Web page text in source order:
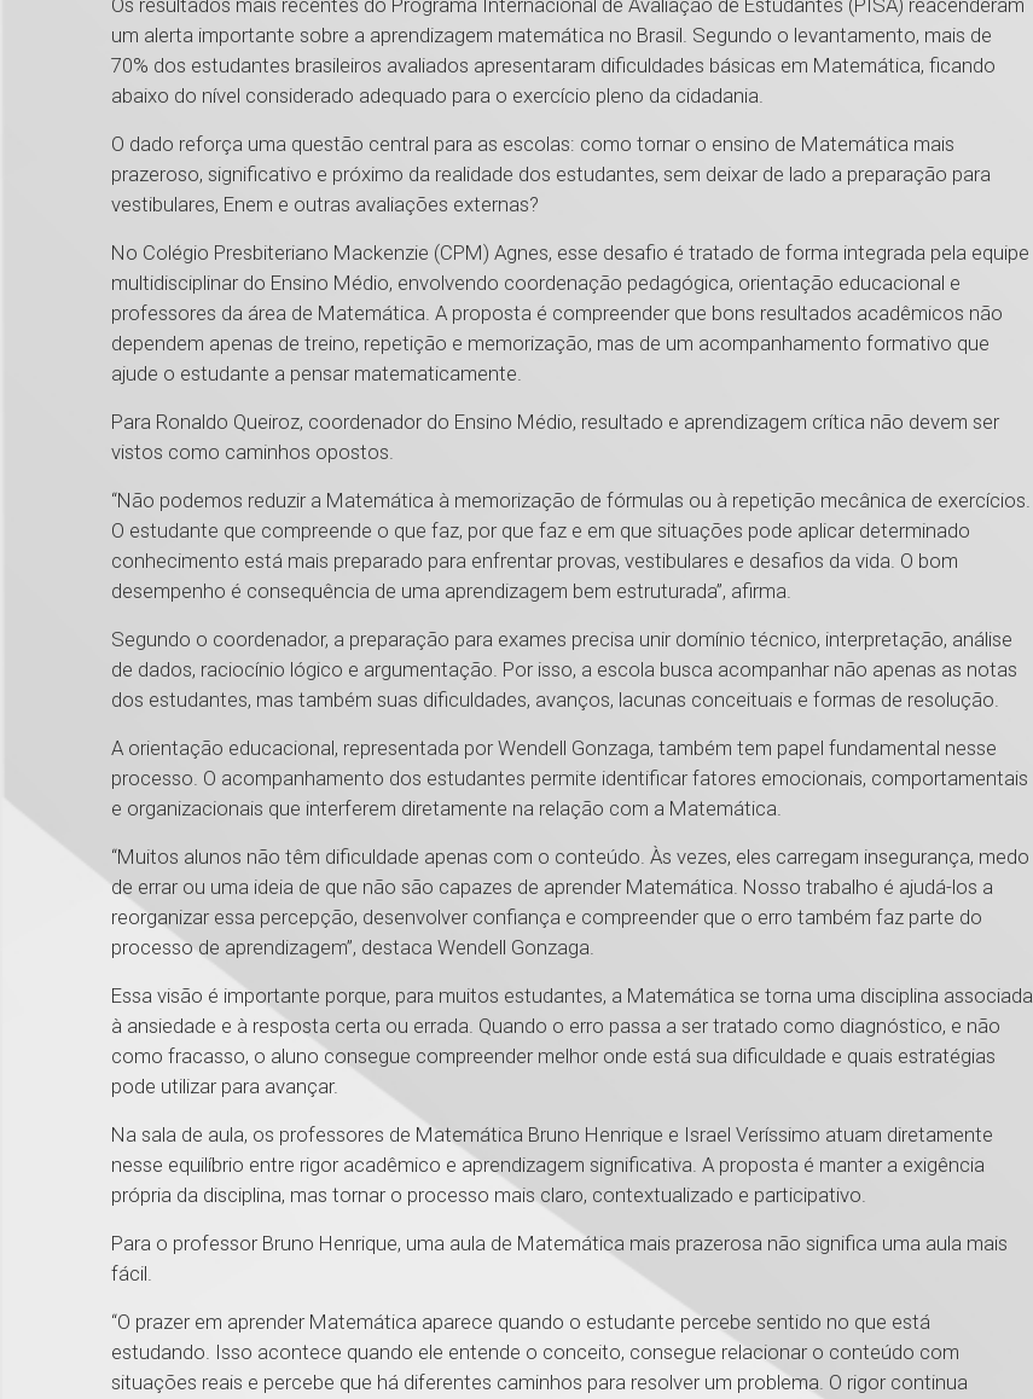
Os resultados mais recentes do Programa Internacional de Avaliação de Estudantes (PISA) reacenderam
um alerta importante sobre a aprendizagem matemática no Brasil. Segundo o levantamento, mais de
70% dos estudantes brasileiros avaliados apresentaram dificuldades básicas em Matemática, ficando
abaixo do nível considerado adequado para o exercício pleno da cidadania.
O dado reforça uma questão central para as escolas: como tornar o ensino de Matemática mais
prazeroso, significativo e próximo da realidade dos estudantes, sem deixar de lado a preparação para
vestibulares, Enem e outras avaliações externas?
No Colégio Presbiteriano Mackenzie (CPM) Agnes, esse desafio é tratado de forma integrada pela equipe
multidisciplinar do Ensino Médio, envolvendo coordenação pedagógica, orientação educacional e
professores da área de Matemática. A proposta é compreender que bons resultados acadêmicos não
dependem apenas de treino, repetição e memorização, mas de um acompanhamento formativo que
ajude o estudante a pensar matematicamente.
Para Ronaldo Queiroz, coordenador do Ensino Médio, resultado e aprendizagem crítica não devem ser
vistos como caminhos opostos.
“Não podemos reduzir a Matemática à memorização de fórmulas ou à repetição mecânica de exercícios.
O estudante que compreende o que faz, por que faz e em que situações pode aplicar determinado
conhecimento está mais preparado para enfrentar provas, vestibulares e desafios da vida. O bom
desempenho é consequência de uma aprendizagem bem estruturada”, afirma.
Segundo o coordenador, a preparação para exames precisa unir domínio técnico, interpretação, análise
de dados, raciocínio lógico e argumentação. Por isso, a escola busca acompanhar não apenas as notas
dos estudantes, mas também suas dificuldades, avanços, lacunas conceituais e formas de resolução.
A orientação educacional, representada por Wendell Gonzaga, também tem papel fundamental nesse
processo. O acompanhamento dos estudantes permite identificar fatores emocionais, comportamentais
e organizacionais que interferem diretamente na relação com a Matemática.
“Muitos alunos não têm dificuldade apenas com o conteúdo. Às vezes, eles carregam insegurança, medo
de errar ou uma ideia de que não são capazes de aprender Matemática. Nosso trabalho é ajudá-los a
reorganizar essa percepção, desenvolver confiança e compreender que o erro também faz parte do
processo de aprendizagem”, destaca Wendell Gonzaga.
Essa visão é importante porque, para muitos estudantes, a Matemática se torna uma disciplina associada
à ansiedade e à resposta certa ou errada. Quando o erro passa a ser tratado como diagnóstico, e não
como fracasso, o aluno consegue compreender melhor onde está sua dificuldade e quais estratégias
pode utilizar para avançar.
Na sala de aula, os professores de Matemática Bruno Henrique e Israel Veríssimo atuam diretamente
nesse equilíbrio entre rigor acadêmico e aprendizagem significativa. A proposta é manter a exigência
própria da disciplina, mas tornar o processo mais claro, contextualizado e participativo.
Para o professor Bruno Henrique, uma aula de Matemática mais prazerosa não significa uma aula mais
fácil.
“O prazer em aprender Matemática aparece quando o estudante percebe sentido no que está
estudando. Isso acontece quando ele entende o conceito, consegue relacionar o conteúdo com
situações reais e percebe que há diferentes caminhos para resolver um problema. O rigor continua